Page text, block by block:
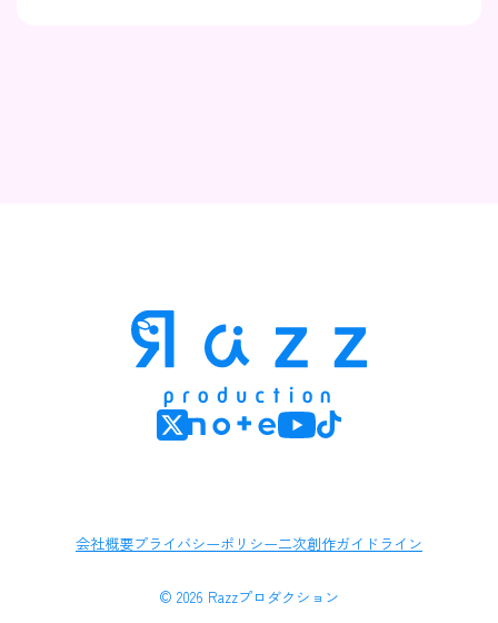
会社概要プライバシーポリシー二次創作ガイドライン
© 2026 Razzプロダクション